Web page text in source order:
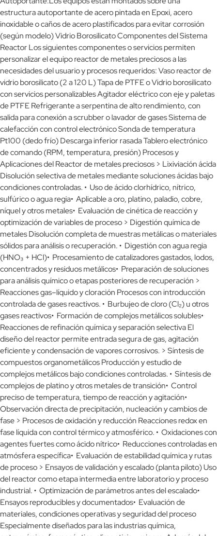
estructura autoportante de acero pintada en Epoxi, acero
inoxidable o caños de acero plastificados para evitar corrosión
(según modelo) Vidrio Borosilicato Componentes del Sistema
Reactor Los siguientes componentes o servicios permiten
personalizar el equipo reactor de metales preciosos a las
necesidades del usuario y procesos requeridos: Vaso reactor de
vidrio borosilicato (2 a 120 L) Tapa de PTFE o Vidrio borosilicato
con servicios personalizables Agitador eléctrico con eje y paletas
de PTFE Refrigerante a serpentina de alto rendimiento, con
salida para conexión a scrubber o lavador de gases Sistema de
calefacción con control electrónico Sonda de temperatura
Pt100 (dedo frío) Descarga inferior rasada Tablero electrónico
de comando (RPM, temperatura, presión) Procesos y
Aplicaciones del Reactor de metales preciosos > Lixiviación ácida
Disolución selectiva de metales mediante soluciones ácidas bajo
condiciones controladas. • Uso de ácido clorhídrico, nítrico,
sulfúrico o agua regia• Aplicable a oro, platino, paladio, cobre,
níquel y otros metales• Evaluación de cinética de reacción y
optimización de variables de proceso > Digestión química de
metales Disolución completa de muestras metálicas o materiales
sólidos para análisis o recuperación. • Digestión con agua regia
(HNO₃ + HCl)• Procesamiento de catalizadores gastados, lodos,
concentrados y residuos metálicos• Preparación de soluciones
para análisis químico o etapas posteriores de recuperación >
Reacciones gas–líquido y cloración Procesos con introducción
controlada de gases reactivos. • Burbujeo de cloro (Cl₂) u otros
gases reactivos• Formación de complejos metálicos solubles•
Reacciones de refinación química y separación selectiva El
diseño del reactor permite entrada segura de gas, agitación
eficiente y condensación de vapores corrosivos. > Síntesis de
compuestos organometálicos Producción y estudio de
complejos metálicos bajo condiciones controladas. • Síntesis de
complejos de platino y otros metales de transición• Control
preciso de temperatura, tiempo de reacción y agitación•
Observación directa de precipitación, nucleación y cambios de
fase > Procesos de oxidación y reducción Reacciones redox en
fase líquida con control térmico y atmosférico. • Oxidaciones con
agentes fuertes como ácido nítrico• Reducciones controladas en
atmósfera específica• Evaluación de estabilidad química y rutas
de proceso > Ensayos de validación y escalado (planta piloto) Uso
del reactor como etapa intermedia entre laboratorio y proceso
industrial. • Optimización de parámetros antes del escalado•
Ensayos reproducibles y documentados• Evaluación de
materiales, condiciones operativas y seguridad del proceso
Especialmente diseñados para las industrias química,